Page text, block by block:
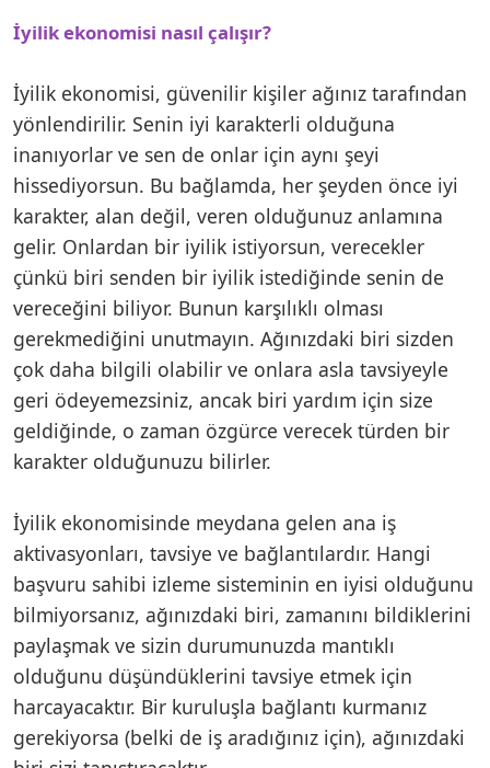
İyilik ekonomisi nasıl çalışır?
İyilik ekonomisi, güvenilir kişiler ağınız tarafından
yönlendirilir. Senin iyi karakterli olduğuna
inanıyorlar ve sen de onlar için aynı şeyi
hissediyorsun. Bu bağlamda, her şeyden önce iyi
karakter, alan değil, veren olduğunuz anlamına
gelir. Onlardan bir iyilik istiyorsun, verecekler
çünkü biri senden bir iyilik istediğinde senin de
vereceğini biliyor. Bunun karşılıklı olması
gerekmediğini unutmayın. Ağınızdaki biri sizden
çok daha bilgili olabilir ve onlara asla tavsiyeyle
geri ödeyemezsiniz, ancak biri yardım için size
geldiğinde, o zaman özgürce verecek türden bir
karakter olduğunuzu bilirler.
İyilik ekonomisinde meydana gelen ana iş
aktivasyonları, tavsiye ve bağlantılardır. Hangi
başvuru sahibi izleme sisteminin en iyisi olduğunu
bilmiyorsanız, ağınızdaki biri, zamanını bildiklerini
paylaşmak ve sizin durumunuzda mantıklı
olduğunu düşündüklerini tavsiye etmek için
harcayacaktır. Bir kuruluşla bağlantı kurmanız
gerekiyorsa (belki de iş aradığınız için), ağınızdaki